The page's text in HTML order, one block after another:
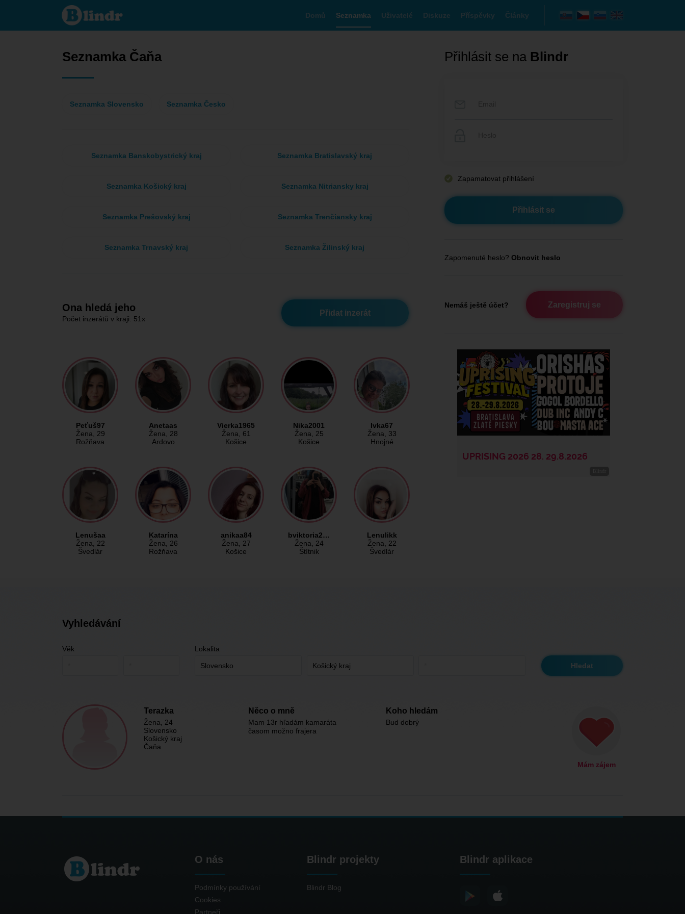
Seznamka
- Ona
hledá
Domů Seznamka Uživatelé Diskuze Příspěvky Články
Seznamka Čaňa
Seznamka Slovensko Seznamka Česko
Seznamka Banskobystrický kraj Seznamka Bratislavský kraj
Seznamka Košický kraj Seznamka Nitriansky kraj
Seznamka Prešovský kraj Seznamka Trenčiansky kraj
Seznamka Trnavský kraj Seznamka Žilinský kraj
Přidat inzerát
Ona hledá jeho
Počet inzerátů v kraji: 51x
Peťuš97
Žena, 29
Rožňava
Anetaas
Žena, 28
Ardovo
Vierka1965
Žena, 61
Košice
Nika2001
Žena, 25
Košice
Ivka67
Žena, 33
Hnojné
Lenušaa
Žena, 22
Švedlár
Katarína
Žena, 26
Rožňava
anikaa84
Žena, 27
Košice
bviktoria2…
Žena, 24
Štítnik
Lenulikk
Žena, 22
Švedlár
Přihlásit se na Blindr
Zapamatovat přihlášení
Zapomenuté heslo? Obnovit heslo
Nemáš ještě účet? Zaregistruj se
Vyhledávání
Věk Lokalita
Terazka
Žena , 24
Slovensko
Košický kraj
Čaňa
Něco o mně
Mam 13r hľadám kamaráta
časom možno frajera
Koho hledám
Bud dobrý
Mám zájem
O nás
Podmínky používání
Cookies
Partneři
Blindr projekty
Blindr Blog
Blindr aplikace